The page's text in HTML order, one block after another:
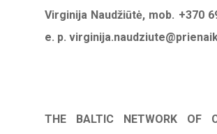
Virginija Naudžiūtė, mob. +370
e. p.
THE BALTIC NETWORK OF